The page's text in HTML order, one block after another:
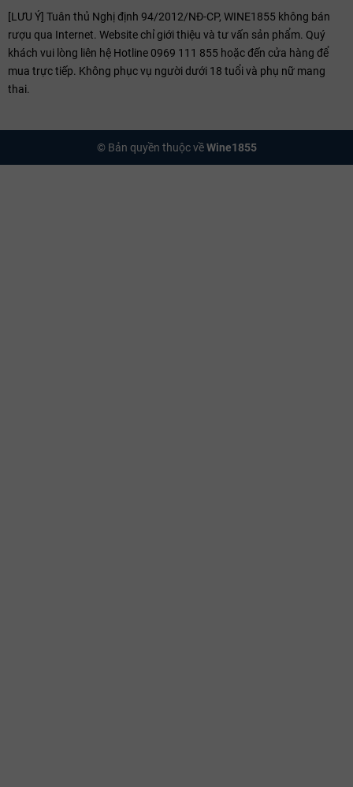
[LƯU Ý] Tuân thủ Nghị định 94/2012/NĐ-CP, WINE1855 không bán
rượu qua Internet. Website chỉ giới thiệu và tư vấn sản phẩm. Quý
khách vui lòng liên hệ Hotline 0969 111 855 hoặc đến cửa hàng để
mua trực tiếp. Không phục vụ người dưới 18 tuổi và phụ nữ mang
thai.
© Bản quyền thuộc vềWine1855